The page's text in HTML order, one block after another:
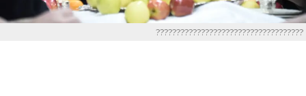
????????????????????????????????????